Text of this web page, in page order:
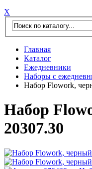
Х
Главная
Каталог
Ежедневники
Наборы с
Набор Flowork,
Набор
20307.30